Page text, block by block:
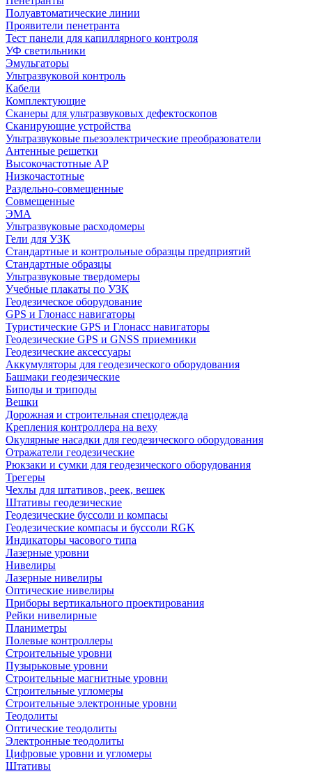
Полуавтоматические линии
Проявители пенетранта
Тест панели для капиллярного контроля
УФ светильники
Эмульгаторы
Ультразвуковой контроль
Кабели
Комплектующие
Сканеры для ультразвуковых дефектоскопов
Сканирующие устройства
Ультразвуковые пьезоэлектрические преобразователи
Антенные решетки
Высокочастотные АР
Низкочастотные
Раздельно-совмещенные
Совмещенные
ЭМА
Ультразвуковые расходомеры
Гели для УЗК
Стандартные и контрольные образцы предприятий
Стандартные образцы
Ультразвуковые твердомеры
Учебные плакаты по УЗК
Геодезическое оборудование
GPS и Глонасс навигаторы
Туристические GPS и Глонасс навигаторы
Геодезические GPS и GNSS приемники
Геодезические аксессуары
Аккумуляторы для геодезического оборудования
Башмаки геодезические
Биподы и триподы
Вешки
Дорожная и строительная спецодежда
Крепления контроллера на веху
Окулярные насадки для геодезического оборудования
Отражатели геодезические
Рюкзаки и сумки для геодезического оборудования
Трегеры
Чехлы для штативов, реек, вешек
Штативы геодезические
Геодезические буссоли и компасы
Геодезические компасы и буссоли RGK
Индикаторы часового типа
Лазерные уровни
Нивелиры
Лазерные нивелиры
Оптические нивелиры
Приборы вертикального проектирования
Рейки нивелирные
Планиметры
Полевые контроллеры
Строительные уровни
Пузырьковые уровни
Строительные магнитные уровни
Строительные угломеры
Строительные электронные уровни
Теодолиты
Оптические теодолиты
Электронные теодолиты
Цифровые уровни и угломеры
Штативы